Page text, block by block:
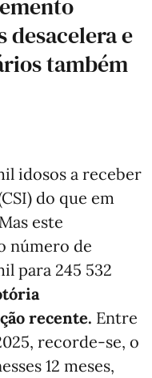
desacelera e
também
idosos a receber
do que em
este
número de
para 245 532
recente. Entre
recorde-se, o
12 meses,